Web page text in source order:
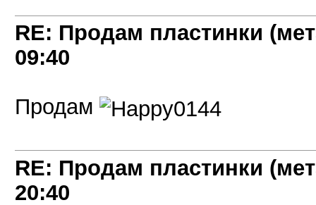
RE: Продам пластинки
09:40
Продам
RE: Продам пластинки
20:40